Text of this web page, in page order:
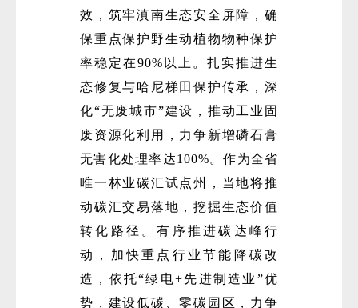
效，筑牢滇南生态安全屏障，确
保重点保护野生动植物物种保护
率稳定在90%以上。扎实推进生
态修复与哈尼梯田保护传承，深
化“无废城市”建设，推动工业固
废资源化利用，力争新增磷石膏
无害化处理率达100%。作为全省
唯一林业碳汇试点州，当地将推
动碳汇交易落地，挖掘生态价值
转化路径。有序推进碳达峰行
动，加快重点行业节能降碳改
造，依托“绿电+先进制造业”优
势，建设低碳、零碳园区，力争